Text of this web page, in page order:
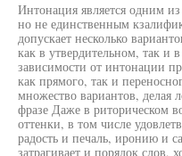
Интонация является одним
но не единственным
допускает несколько
как в утвердительном, так и
зависимости от интонации
как прямого, так и
множество вариантов, делая
фразе Даже в риторическом
оттенки, в том числе
радость и печаль, иронию и
затрагивает и порядок слов,